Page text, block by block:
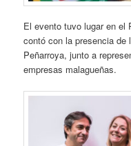
El evento tuvo lugar en el
contó con la presencia de
Peñarroya, junto a
empresas malagueñas.